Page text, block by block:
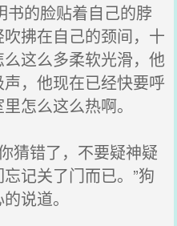
的脸贴着自己的脖
拂在自己的颈间，十
这么多柔软光滑，他
，他现在已经快要呼
怎么这么热啊。
猜错了，不要疑神疑
记关了门而已。”狗
说道。